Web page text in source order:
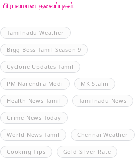
பிரபலமான தலைப்புகள்
Tamilnadu Weather
Bigg Boss Tamil Season 9
Cyclone Updates Tamil
PM Narendra Modi MK Stalin
Health News Tamil Tamilnadu News
Crime News Today
World News Tamil Chennai Weather
Cooking Tips Gold Silver Rate